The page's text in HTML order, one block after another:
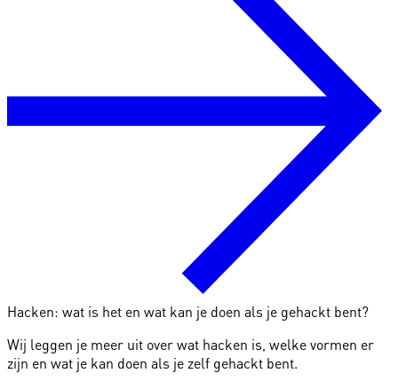
Hacken: wat is het en wat kan je doen als je gehackt bent?
Wij leggen je meer uit over wat hacken is, welke vormen er
zijn en wat je kan doen als je zelf gehackt bent.